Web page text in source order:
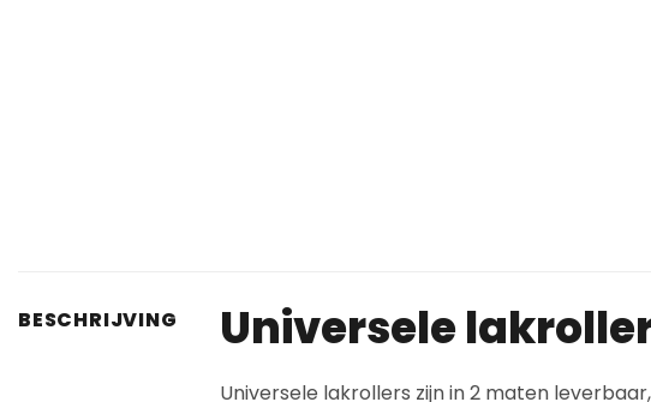
BESCHRIJVING Universele
Universele lakrollers zijn in 2 maten